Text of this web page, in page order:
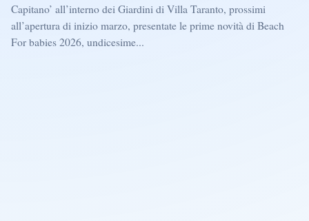
Capitano’ all’interno dei Giardini di Villa Taranto, prossimi
all’apertura di inizio marzo, presentate le prime novità di Beach
For babies 2026, undicesime...